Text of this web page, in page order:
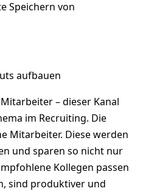
Speichern von
aufbauen
– dieser Kanal
im Recruiting. Die
Mitarbeiter. Diese werden
und sparen so nicht nur
Kollegen passen
sind produktiver und